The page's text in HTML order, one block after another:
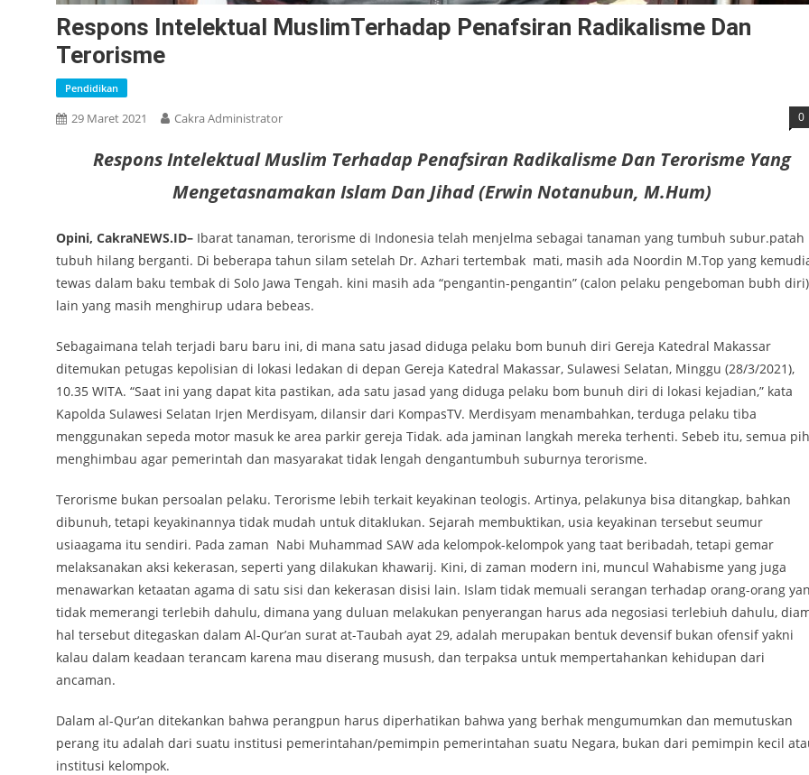
Respons Intelektual MuslimTerhadap Penafsiran Radikalisme Dan
Terorisme
Pendidikan
29 Maret 2021 Cakra Administrator 0
Respons Intelektual Muslim Terhadap Penafsiran Radikalisme Dan Terorisme Yang
Mengetasnamakan Islam Dan Jihad (Erwin Notanubun, M.Hum)
Opini, CakraNEWS.ID– Ibarat tanaman, terorisme di Indonesia telah menjelma sebagai tanaman yang tumbuh subur.patah
tubuh hilang berganti. Di beberapa tahun silam setelah Dr. Azhari tertembak mati, masih ada Noordin M.Top yang
tewas dalam baku tembak di Solo Jawa Tengah. kini masih ada “pengantin-pengantin” (calon pelaku pengeboman bubh diri)
lain yang masih menghirup udara bebeas.
Sebagaimana telah terjadi baru baru ini, di mana satu jasad diduga pelaku bom bunuh diri Gereja Katedral Makassar
ditemukan petugas kepolisian di lokasi ledakan di depan Gereja Katedral Makassar, Sulawesi Selatan, Minggu (28/3/2021),
10.35 WITA. “Saat ini yang dapat kita pastikan, ada satu jasad yang diduga pelaku bom bunuh diri di lokasi kejadian,” kata
Kapolda Sulawesi Selatan Irjen Merdisyam, dilansir dari KompasTV. Merdisyam menambahkan, terduga pelaku tiba
menggunakan sepeda motor masuk ke area parkir gereja Tidak. ada jaminan langkah mereka terhenti. Sebeb itu, semua
menghimbau agar pemerintah dan masyarakat tidak lengah dengantumbuh suburnya terorisme.
Terorisme bukan persoalan pelaku. Terorisme lebih terkait keyakinan teologis. Artinya, pelakunya bisa ditangkap, bahkan
dibunuh, tetapi keyakinannya tidak mudah untuk ditaklukan. Sejarah membuktikan, usia keyakinan tersebut seumur
usiaagama itu sendiri. Pada zaman Nabi Muhammad SAW ada kelompok-kelompok yang taat beribadah, tetapi gemar
melaksanakan aksi kekerasan, seperti yang dilakukan khawarij. Kini, di zaman modern ini, muncul Wahabisme yang juga
menawarkan ketaatan agama di satu sisi dan kekerasan disisi lain. Islam tidak memuali serangan terhadap orang-orang
tidak memerangi terlebih dahulu, dimana yang duluan melakukan penyerangan harus ada negosiasi terlebiuh dahulu,
hal tersebut ditegaskan dalam Al-Qur’an surat at-Taubah ayat 29, adalah merupakan bentuk devensif bukan ofensif yakni
kalau dalam keadaan terancam karena mau diserang musush, dan terpaksa untuk mempertahankan kehidupan dari
ancaman.
Dalam al-Qur’an ditekankan bahwa perangpun harus diperhatikan bahwa yang berhak mengumumkan dan memutuskan
perang itu adalah dari suatu institusi pemerintahan/pemimpin pemerintahan suatu Negara, bukan dari pemimpin kecil
institusi kelompok.